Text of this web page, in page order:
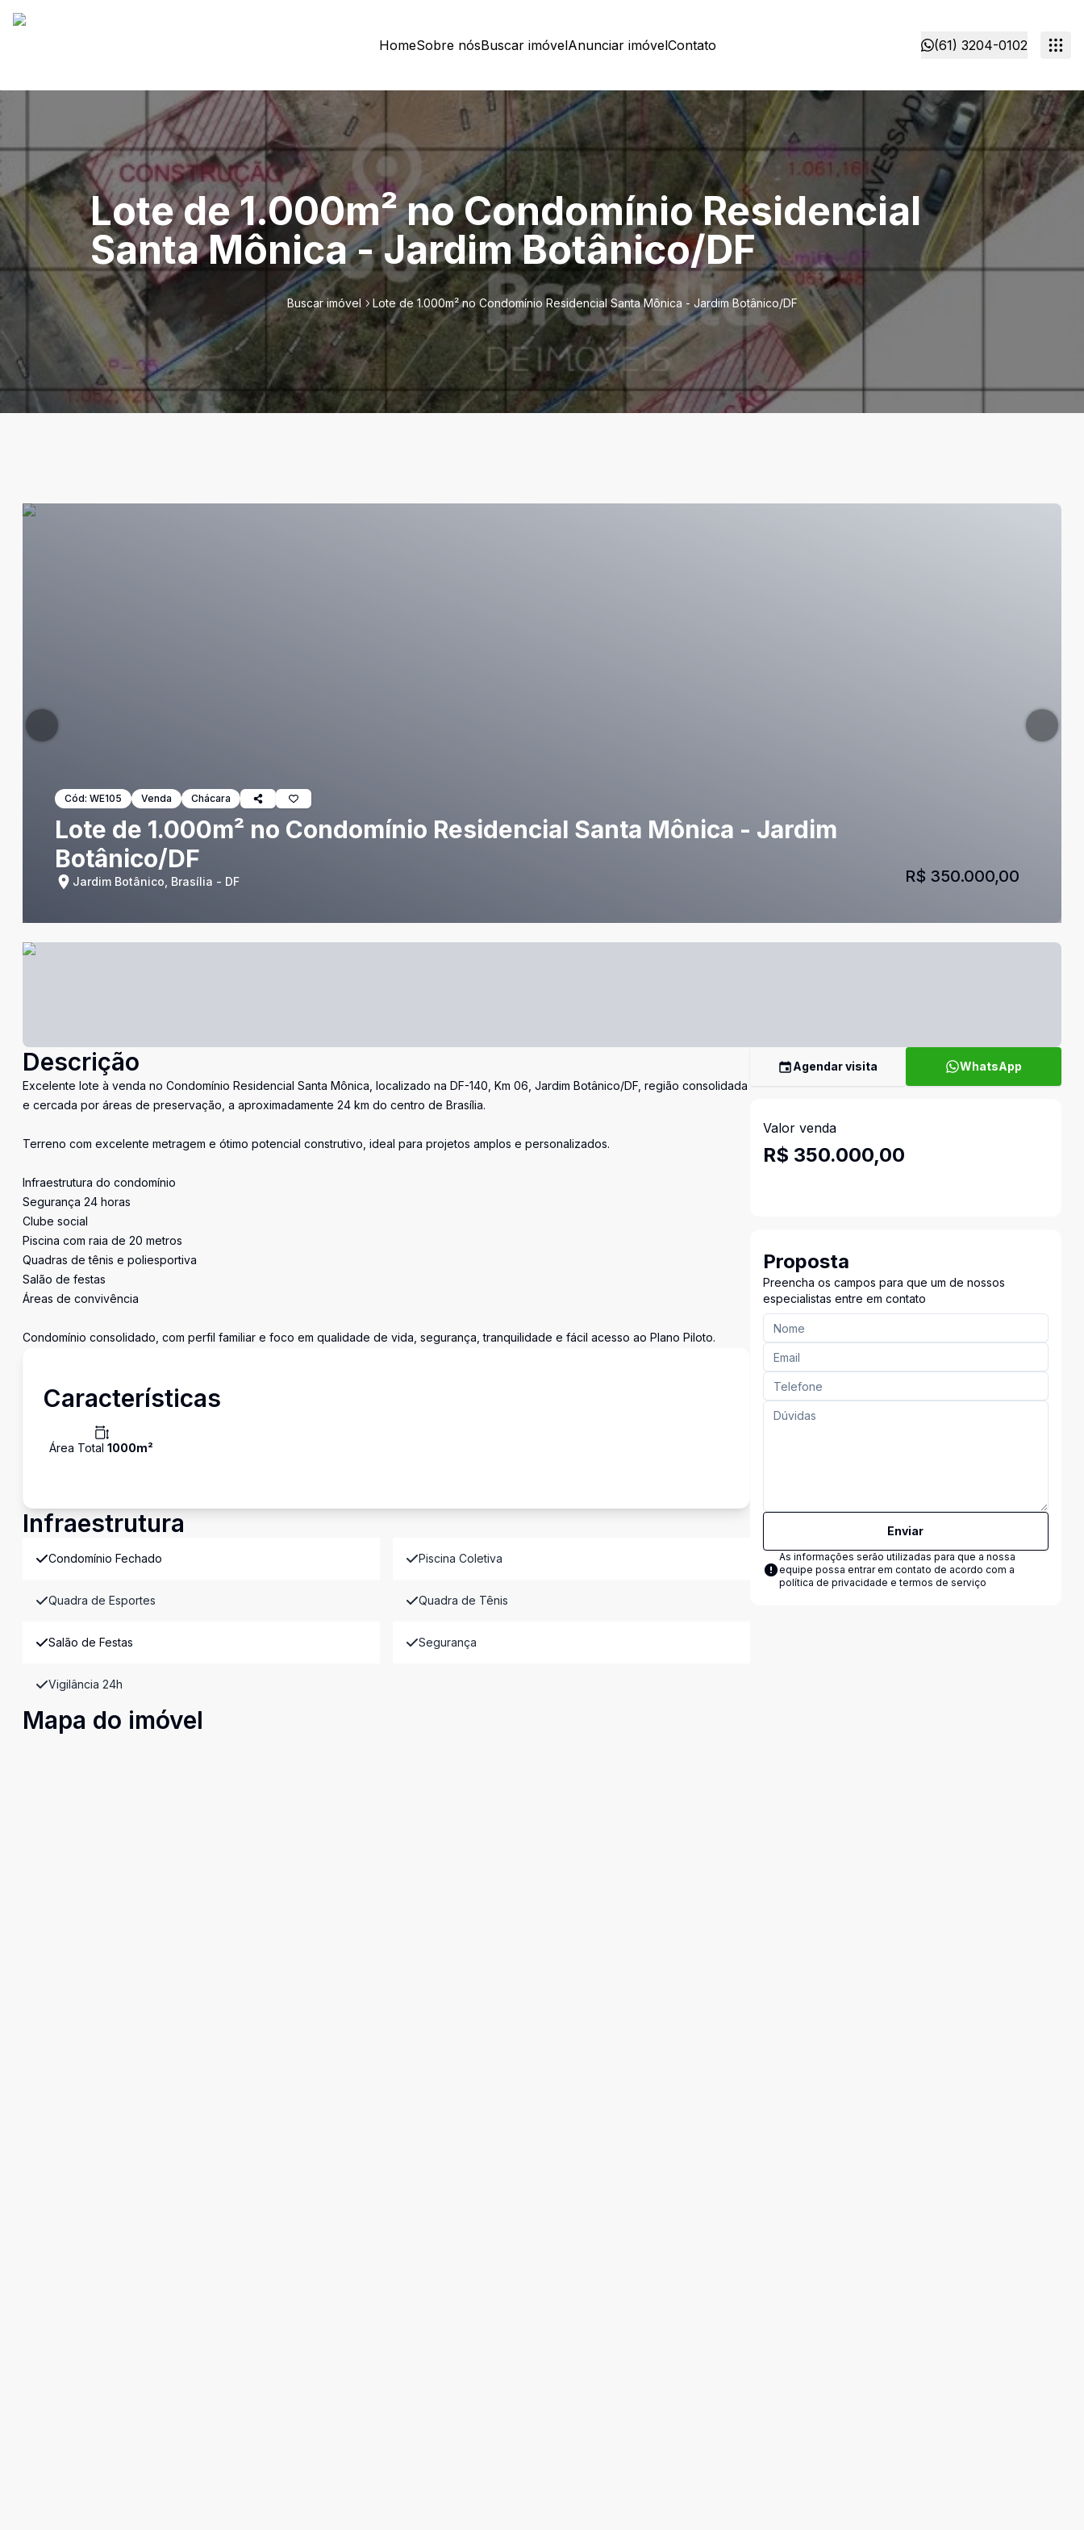
HomeSobre nósBuscar imóvelAnunciar imóvelContato (61) 3204-0102
Lote de 1.000m² no Condomínio Residencial
Santa Mônica - Jardim Botânico/DF
Buscar imóvel Lote de 1.000m² no Condomínio Residencial Santa Mônica - Jardim Botânico/DF
Cód: WE105 Venda Chácara
Lote de 1.000m² no Condomínio Residencial Santa Mônica - Jardim
Botânico/DF
Jardim Botânico, Brasília - DF R$ 350.000,00
Descrição
Excelente lote à venda no Condomínio Residencial Santa Mônica, localizado na DF-140, Km 06, Jardim Botânico/DF, região consolidada
e cercada por áreas de preservação, a aproximadamente 24 km do centro de Brasília.
Terreno com excelente metragem e ótimo potencial construtivo, ideal para projetos amplos e personalizados.
Infraestrutura do condomínio
Segurança 24 horas
Clube social
Piscina com raia de 20 metros
Quadras de tênis e poliesportiva
Salão de festas
Áreas de convivência
Condomínio consolidado, com perfil familiar e foco em qualidade de vida, segurança, tranquilidade e fácil acesso ao Plano Piloto.
Características
Área Total 1000m²
Infraestrutura
Condomínio Fechado Piscina Coletiva
Quadra de Esportes Quadra de Tênis
Salão de Festas Segurança
Vigilância 24h
Mapa do imóvel
Agendar visita WhatsApp
Valor venda
R$ 350.000,00
Proposta
Preencha os campos para que um de nossos
especialistas entre em contato
Enviar
As informações serão utilizadas para que a nossa
equipe possa entrar em contato de acordo com a
política de privacidade e termos de serviço